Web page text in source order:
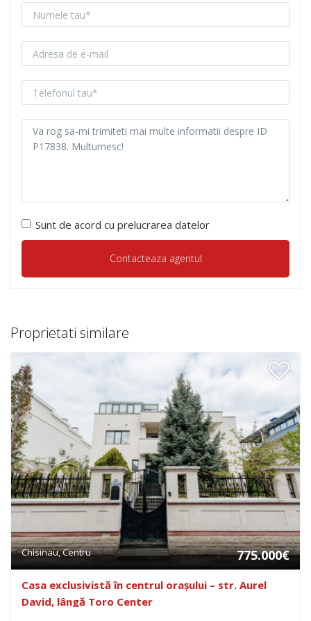
Sunt de acord cu prelucrarea datelor
Proprietati similare
Chisinau, Centru 775.000€
Casa exclusivistă în centrul orașului – str. Aurel
David, lângă Toro Center